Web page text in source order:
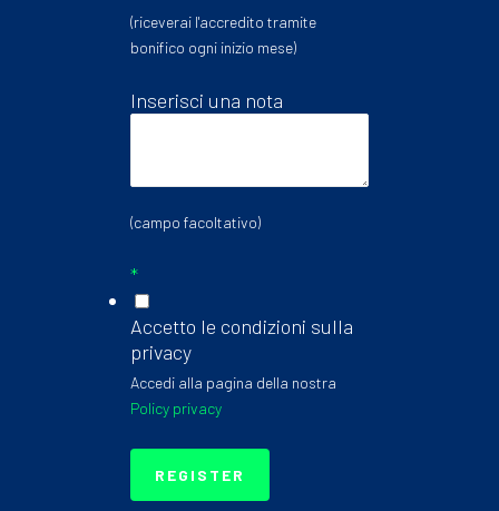
(riceverai l'accredito tramite
bonifico ogni inizio mese)
Inserisci una nota
(campo facoltativo)
*
Accetto le condizioni sulla
privacy
Accedi alla pagina della nostra
Policy privacy
REGISTER